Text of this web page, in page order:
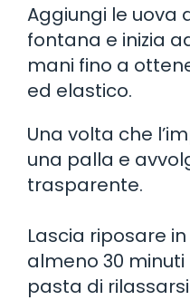
Aggiungi le uova
fontana e inizia
mani fino a
ed elastico.
Una volta che
una palla e
trasparente.
Lascia riposare
almeno 30
pasta di